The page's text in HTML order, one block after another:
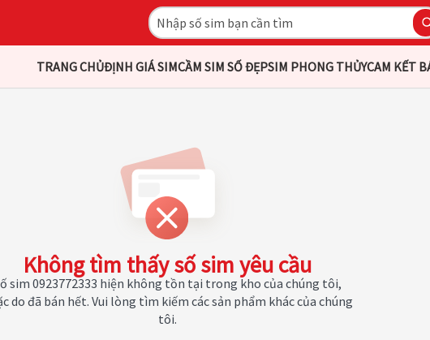
TRANG CHỦĐỊNH GIÁ SIMCẦM SIM SỐ ĐẸPSIM PHONG THỦYCAM KẾT
Không tìm thấy số sim yêu cầu
sim 0923772333 hiện không tồn tại trong kho của chúng tôi,
do đã bán hết. Vui lòng tìm kiếm các sản phẩm khác của chúng
tôi.